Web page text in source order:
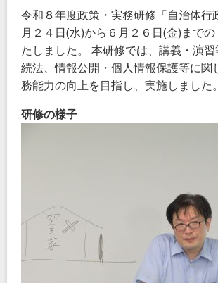
令和８年度政策・実務研修「自治体行
月２４日(水)から６月２６日(金)まで
たしました。 本研修では、 講義・演
続法、情報公開・個人情報保護等に関
務能力の向上を目指し、 実施しました。
研修の様子